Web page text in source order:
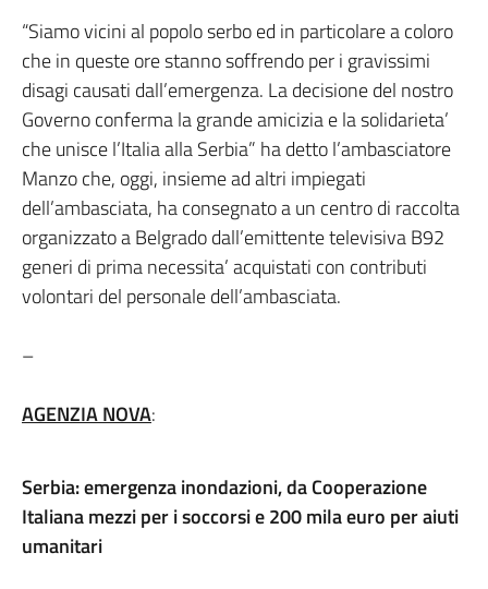
“Siamo vicini al popolo serbo ed in particolare a coloro
che in queste ore stanno soffrendo per i gravissimi
disagi causati dall’emergenza. La decisione del nostro
Governo conferma la grande amicizia e la solidarieta’
che unisce l’Italia alla Serbia” ha detto l’ambasciatore
Manzo che, oggi, insieme ad altri impiegati
dell’ambasciata, ha consegnato a un centro di raccolta
organizzato a Belgrado dall’emittente televisiva B92
generi di prima necessita’ acquistati con contributi
volontari del personale dell’ambasciata.
–
AGENZIA NOVA:
Serbia: emergenza inondazioni, da Cooperazione
Italiana mezzi per i soccorsi e 200 mila euro per aiuti
umanitari